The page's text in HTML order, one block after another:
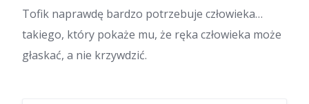
Tofik naprawdę bardzo potrzebuje człowieka…
takiego, który pokaże mu, że ręka człowieka może
głaskać, a nie krzywdzić.